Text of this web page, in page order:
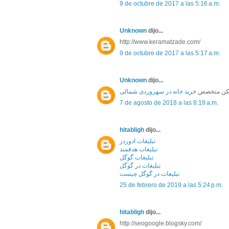
9 de octubre de 2017 a las 5:16 a.m.
Unknown dijo...
http://www.keramatzade.com/
9 de octubre de 2017 a las 5:17 a.m.
Unknown dijo...
متخصص خرید خانه در سهروردی شمالی
7 de agosto de 2018 a las 8:19 a.m.
hitabligh dijo...
تبلیغات ادوردز
تبلیغات هدفمند
تبلیغات گوگل
تبلیغات در گوگل
تبلیغات در گوگل چیست
25 de febrero de 2019 a las 5:24 p.m.
hitabligh dijo...
http://seogoogle.blogsky.com/